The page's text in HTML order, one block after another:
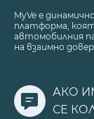
MyVe е
платформа,
автомобилния
на взаимно
АКО
СЕ